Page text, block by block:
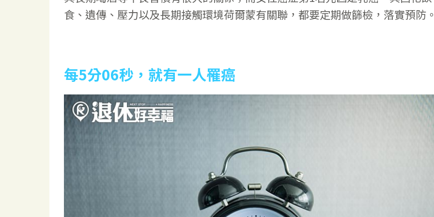
食、遺傳、壓力以及長期接觸環境荷爾蒙有關聯，都要定期做篩檢，落實預防
每5分06秒，就有一人罹癌